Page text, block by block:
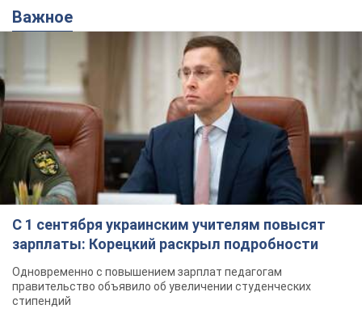
Важное
С 1 сентября украинским учителям повысят
зарплаты: Корецкий раскрыл подробности
Одновременно с повышением зарплат педагогам
правительство объявило об увеличении студенческих
стипендий